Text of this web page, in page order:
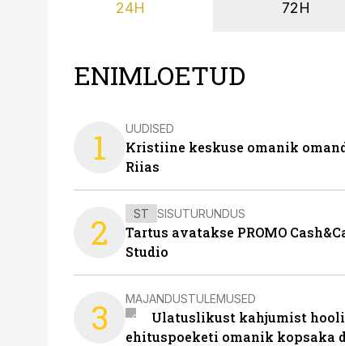
24H 72H
ENIMLOETUD
1 UUDISED
Kristiine keskuse omanik
Riias
2 ST SISUTURUNDUS
Tartus avatakse PROMO
Studio
3 MAJANDUSTULEMUSED
Ulatuslikust kahjumist
ehituspoeketi omanik kopsaka